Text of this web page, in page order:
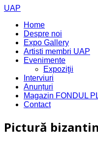
UAP
Home
Despre noi
Expo Gallery
Artisti membri UAP
Evenimente
Expoziţii
Interviuri
Anunțuri
Magazin FONDUL
Contact
Pictură